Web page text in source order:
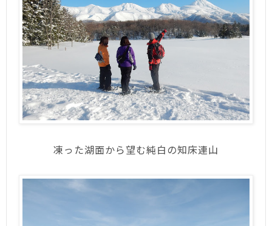
凍った湖面から望む純白の知床連山